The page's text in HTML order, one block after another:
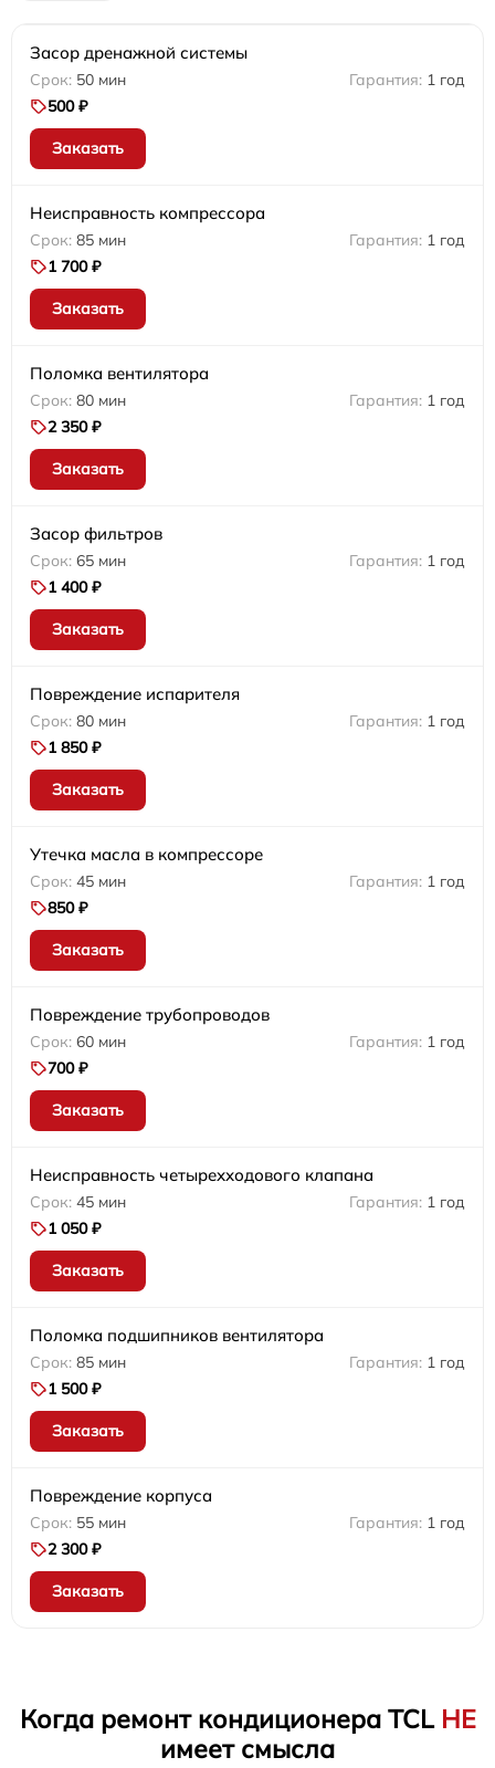
Засор дренажной системы
50 мин
1 год
500 ₽
Заказать
Неисправность компрессора
85 мин
1 год
1 700 ₽
Заказать
Поломка вентилятора
80 мин
1 год
2 350 ₽
Заказать
Засор фильтров
65 мин
1 год
1 400 ₽
Заказать
Повреждение испарителя
80 мин
1 год
1 850 ₽
Заказать
Утечка масла в компрессоре
45 мин
1 год
850 ₽
Заказать
Повреждение трубопроводов
60 мин
1 год
700 ₽
Заказать
Неисправность четырехходового клапана
45 мин
1 год
1 050 ₽
Заказать
Поломка подшипников вентилятора
85 мин
1 год
1 500 ₽
Заказать
Повреждение корпуса
55 мин
1 год
2 300 ₽
Заказать
Когда ремонт кондиционера TCL НЕ
имеет смысла